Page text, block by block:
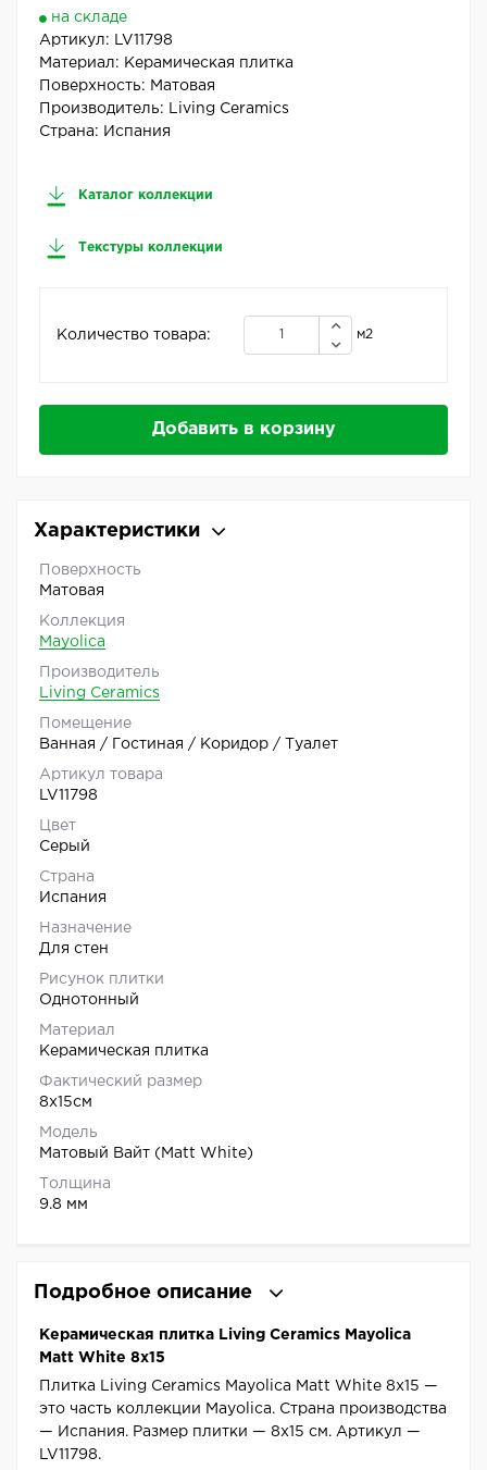
на складе
Артикул:
LV11798
Материал: Керамическая плитка
Поверхность: Матовая
Производитель:
Living Ceramics
Страна: Испания
Каталог коллекции
Текстуры коллекции
Количество товара: м2
Добавить в корзину
Характеристики
Поверхность
Матовая
Коллекция
Mayolica
Производитель
Living Ceramics
Помещение
Ванная / Гостиная / Коридор / Туалет
Артикул товара
LV11798
Цвет
Серый
Страна
Испания
Назначение
Для стен
Рисунок плитки
Однотонный
Материал
Керамическая плитка
Фактический размер
8x15см
Модель
Матовый Вайт (Matt White)
Толщина
9.8 мм
Подробное описание
Керамическая плитка Living Ceramics Mayolica
Matt White 8x15
Плитка Living Ceramics Mayolica Matt White 8x15 —
это часть коллекции Mayolica. Страна производства
— Испания. Размер плитки — 8x15 см. Артикул —
LV11798.